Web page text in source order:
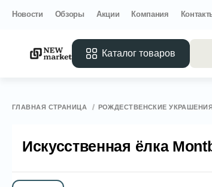
Новости Обзоры Акции Компания
Каталог товаров
ГЛАВНАЯ СТРАНИЦА РОЖДЕСТВЕНСКИЕ УКРАШЕНИЯ
Искусственная ёлка